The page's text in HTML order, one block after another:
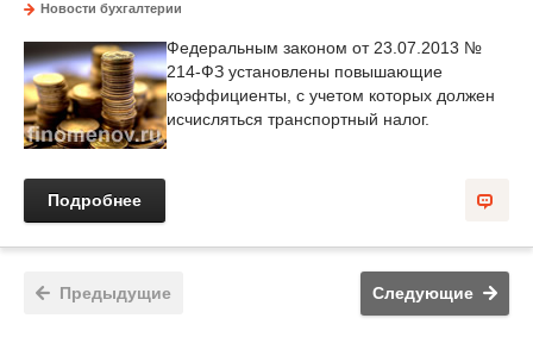
Новости бухгалтерии
Федеральным законом от 23.07.2013 №
214-ФЗ установлены повышающие
коэффициенты, с учетом которых должен
исчисляться транспортный налог.
Подробнее
Предыдущие Следующие